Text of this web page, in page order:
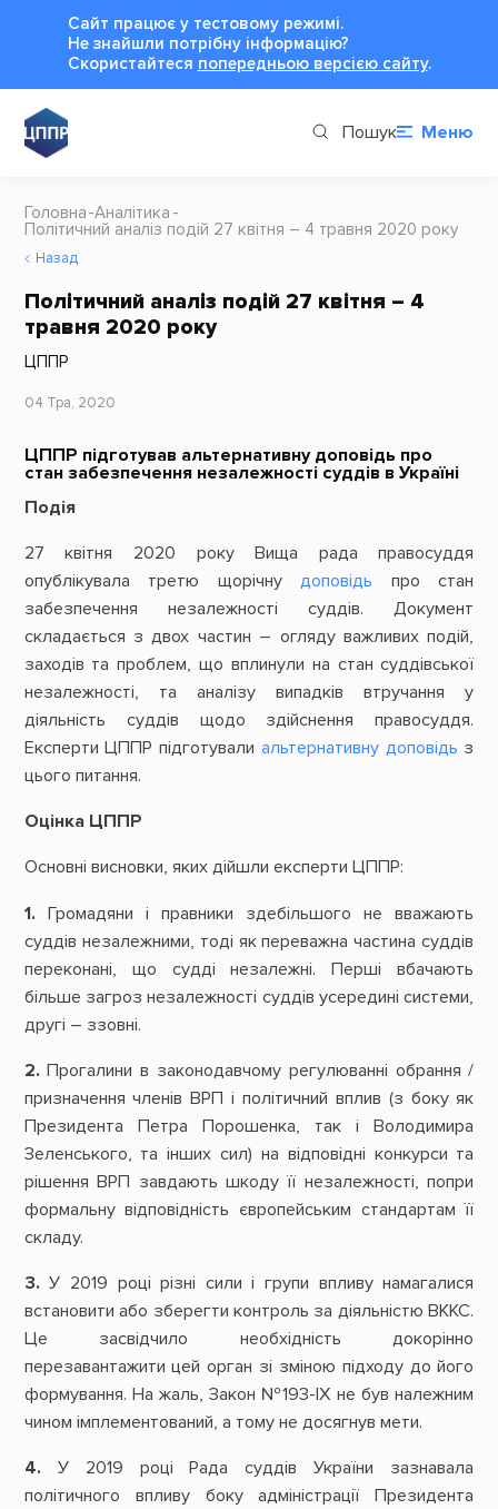
Сайт працює у тестовому режимі.
Не знайшли потрібну інформацію?
Cкористайтеся попередньою версією сайту.
Пошук Меню
Головна Аналітика
Політичний аналіз подій 27 квітня – 4 травня 2020 року
Назад
Політичний аналіз подій 27 квітня – 4
травня 2020 року
ЦППР
04 Тра, 2020
ЦППР підготував альтернативну доповідь про
стан забезпечення незалежності суддів в Україні
Подія
27 квітня 2020 року Вища рада правосуддя
опублікувала третю щорічнудоповідь про стан
забезпечення незалежності суддів. Документ
складається з двох частин – огляду важливих подій,
заходів та проблем, що вплинули на стан суддівської
незалежності, та аналізу випадків втручання у
діяльність суддів щодо здійснення правосуддя.
Експерти ЦППР підготували альтернативну доповідь з
цього питання.
Оцінка ЦППР
Основні висновки, яких дійшли експерти ЦППР:
1. Громадяни і правники здебільшого не вважають
суддів незалежними, тоді як переважна частина суддів
переконані, що судді незалежні. Перші вбачають
більше загроз незалежності суддів усередині системи,
другі – ззовні.
2. Прогалини в законодавчому регулюванні обрання /
призначення членів ВРП і політичний вплив (з боку як
Президента Петра Порошенка, так і Володимира
Зеленського, та інших сил) на відповідні конкурси та
рішення ВРП завдають шкоду її незалежності, попри
формальну відповідність європейським стандартам її
складу.
3. У 2019 році різні сили і групи впливу намагалися
встановити або зберегти контроль за діяльністю ВККС.
Це засвідчило необхідність докорінно
перезавантажити цей орган зі зміною підходу до його
формування. На жаль, Закон №193-ІХ не був належним
чином імплементований, а тому не досягнув мети.
4. У 2019 році Рада суддів України зазнавала
політичного впливу боку адміністрації Президента